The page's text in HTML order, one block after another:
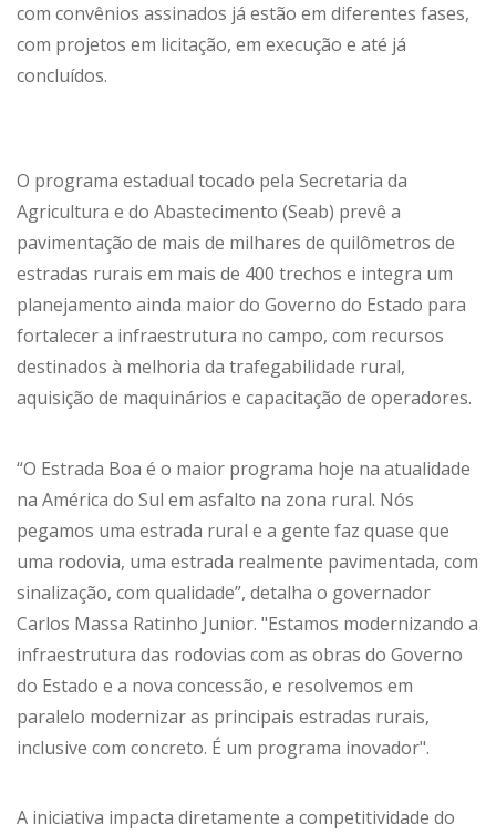
com convênios assinados já estão em diferentes fases,
com projetos em licitação, em execução e até já
concluídos.
O programa estadual tocado pela Secretaria da
Agricultura e do Abastecimento (Seab) prevê a
pavimentação de mais de milhares de quilômetros de
estradas rurais em mais de 400 trechos e integra um
planejamento ainda maior do Governo do Estado para
fortalecer a infraestrutura no campo, com recursos
destinados à melhoria da trafegabilidade rural,
aquisição de maquinários e capacitação de operadores.
“O Estrada Boa é o maior programa hoje na atualidade
na América do Sul em asfalto na zona rural. Nós
pegamos uma estrada rural e a gente faz quase que
uma rodovia, uma estrada realmente pavimentada, com
sinalização, com qualidade”, detalha o governador
Carlos Massa Ratinho Junior. "Estamos modernizando a
infraestrutura das rodovias com as obras do Governo
do Estado e a nova concessão, e resolvemos em
paralelo modernizar as principais estradas rurais,
inclusive com concreto. É um programa inovador".
A iniciativa impacta diretamente a competitividade do